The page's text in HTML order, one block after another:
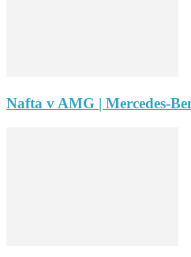
Nafta v AMG | Mercedes-